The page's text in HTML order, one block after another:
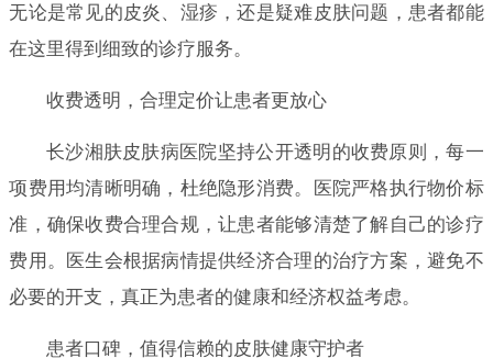
无论是常见的皮炎、湿疹，还是疑难皮肤问题，患者都能
在这里得到细致的诊疗服务。
收费透明，合理定价让患者更放心
长沙湘肤皮肤病医院坚持公开透明的收费原则，每一
项费用均清晰明确，杜绝隐形消费。医院严格执行物价标
准，确保收费合理合规，让患者能够清楚了解自己的诊疗
费用。医生会根据病情提供经济合理的治疗方案，避免不
必要的开支，真正为患者的健康和经济权益考虑。
患者口碑，值得信赖的皮肤健康守护者